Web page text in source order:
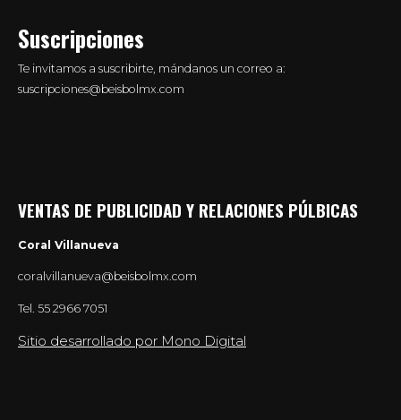
Suscripciones
Te invitamos a suscribirte, mándanos un correo a:
suscripciones@beisbolmx.com
VENTAS DE PUBLICIDAD Y RELACIONES PÚLBICAS
Coral Villanueva
coralvillanueva@beisbolmx.com
Tel. 55 2966 7051
Sitio desarrollado por Mono Digital